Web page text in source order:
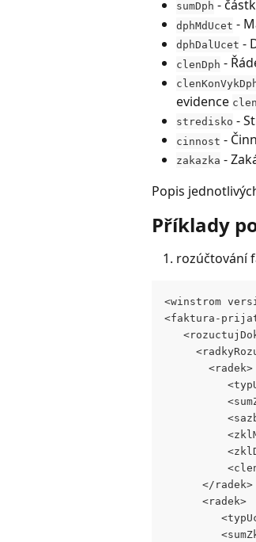
sumDph -
dphMdUcet -
dphDalUcet -
clenDph -
evidence
stredisko -
cinnost -
zakazka -
Popis
Příklady
rozúčtování
<winstrom
<faktura-
       <radek>
      </radek>
      <radek>